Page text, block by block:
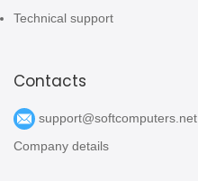
Technical support
Contacts
support@softcomputers.net
Company details